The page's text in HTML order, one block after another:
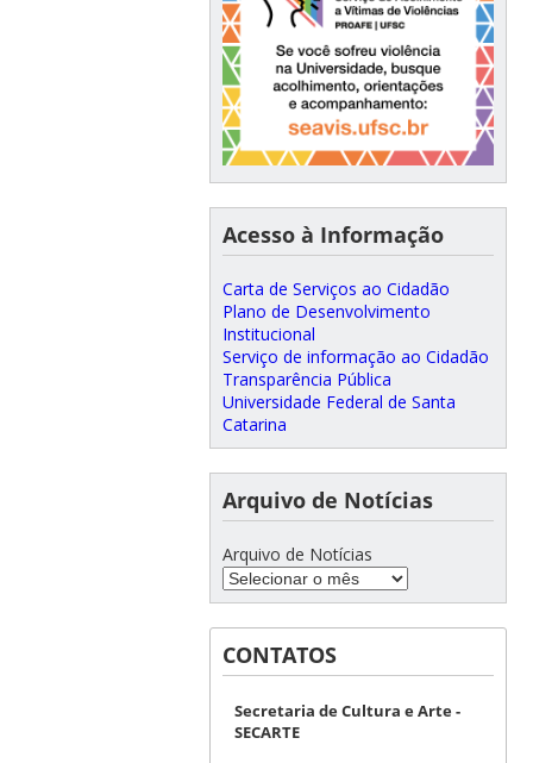
Acesso à Informação
Carta de Serviços ao Cidadão
Plano de Desenvolvimento
Institucional
Serviço de informação ao Cidadão
Transparência Pública
Universidade Federal de Santa
Catarina
Arquivo de Notícias
Arquivo de Notícias
CONTATOS
Secretaria de Cultura e Arte -
SECARTE